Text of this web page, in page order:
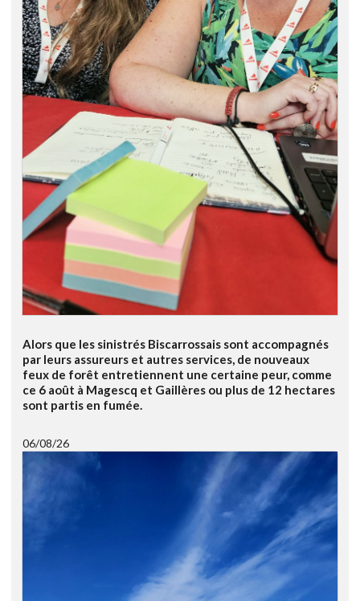
Alors que les sinistrés Biscarrossais sont accompagnés
par leurs assureurs et autres services, de nouveaux
feux de forêt entretiennent une certaine peur, comme
ce 6 août à Magescq et Gaillères ou plus de 12 hectares
sont partis en fumée.
06/08/26